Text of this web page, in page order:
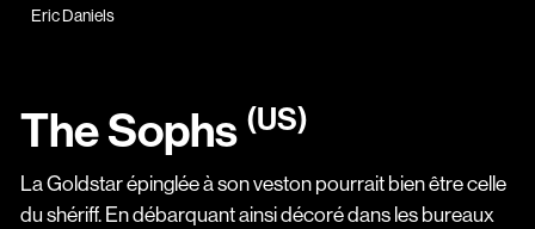
Eric Daniels
The Sophs (US)
La Goldstar épinglée à son veston pourrait bien être celle
du shériff. En débarquant ainsi décoré dans les bureaux